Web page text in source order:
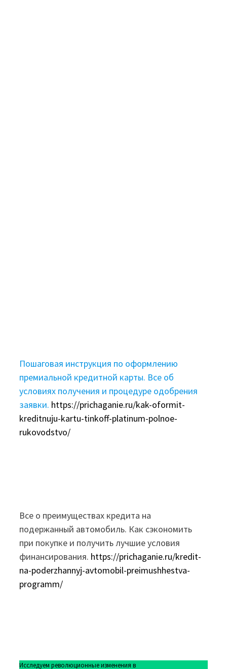
Пошаговая инструкция по оформлению
премиальной кредитной карты. Все об
условиях получения и процедуре одобрения
заявки. https://prichaganie.ru/kak-oformit-
kreditnuju-kartu-tinkoff-platinum-polnoe-
rukovodstvo/
Все о преимуществах кредита на
подержанный автомобиль. Как сэкономить
при покупке и получить лучшие условия
финансирования. https://prichaganie.ru/kredit-
na-poderzhannyj-avtomobil-preimushhestva-
programm/
Исследуем революционные изменения в